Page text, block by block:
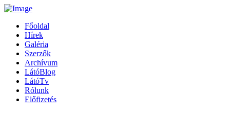
Főoldal
Hírek
Galéria
Szerzők
Archívum
LátóBlog
LátóTv
Rólunk
Előfizetés